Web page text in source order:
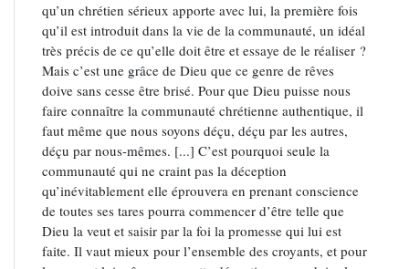
qu’un chrétien sérieux apporte avec lui, la première fois
qu’il est introduit dans la vie de la communauté, un idéal
très précis de ce qu’elle doit être et essaye de le réaliser ?
Mais c’est une grâce de Dieu que ce genre de rêves
doive sans cesse être brisé. Pour que Dieu puisse nous
faire connaître la communauté chrétienne authentique, il
faut même que nous soyons déçu, déçu par les autres,
déçu par nous-mêmes. [...] C’est pourquoi seule la
communauté qui ne craint pas la déception
qu’inévitablement elle éprouvera en prenant conscience
de toutes ses tares pourra commencer d’être telle que
Dieu la veut et saisir par la foi la promesse qui lui est
faite. Il vaut mieux pour l’ensemble des croyants, et pour